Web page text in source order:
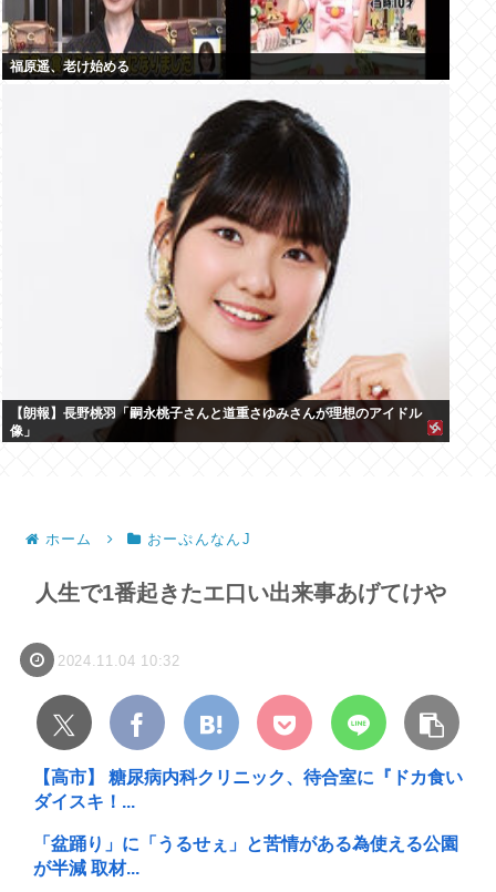
福原遥、老け始める
【朗報】長野桃羽「嗣永桃子さんと道重さゆみさんが理想のアイドル
像」
ホーム おーぷんなんJ
人生で1番起きたエ口い出来事あげてけや
2024.11.04 10:32
【高市】 糖尿病内科クリニック、待合室に『ドカ食い
ダイスキ！...
「盆踊り」に「うるせぇ」と苦情がある為使える公園
が半減 取材...